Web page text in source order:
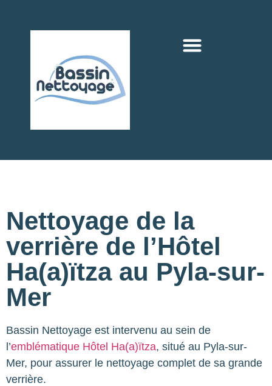
Nettoyage de la
verrière de l’Hôtel
Ha(a)ïtza au Pyla-sur-
Mer
Bassin Nettoyage est intervenu au sein de
l’emblématique Hôtel Ha(a)ïtza, situé au Pyla-sur-
Mer, pour assurer le nettoyage complet de sa grande
verrière.